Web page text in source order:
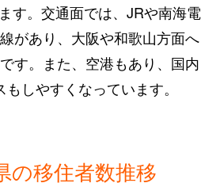
す。交通面では、JRや南海電
があり、大阪や和歌山方面へ
す。また、空港もあり、国内
しやすくなっています。
の移住者数推移